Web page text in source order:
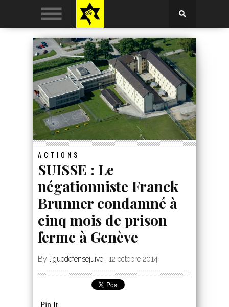
ACTIONS
SUISSE : Le
négationniste Franck
Brunner condamné à
cinq mois de prison
ferme à Genève
By liguedefensejuive 12 octobre 2014
Pin It